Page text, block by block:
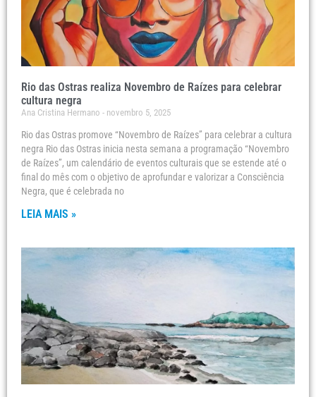
Rio das Ostras realiza Novembro de Raízes para celebrar
cultura negra
Ana Cristina Hermano novembro 5, 2025
Rio das Ostras promove “Novembro de Raízes” para celebrar a cultura
negra Rio das Ostras inicia nesta semana a programação “Novembro
de Raízes”, um calendário de eventos culturais que se estende até o
final do mês com o objetivo de aprofundar e valorizar a Consciência
Negra, que é celebrada no
LEIA MAIS »